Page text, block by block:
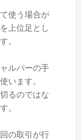
使う場合が
上位足とし
。
ルパーの手
います。
るのではな
。
の取引が行